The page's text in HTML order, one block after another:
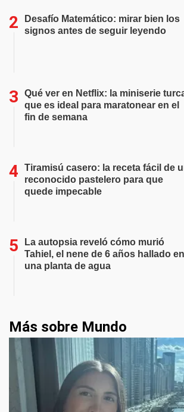
Desafío Matemático: mirar bien los
signos antes de seguir leyendo
Qué ver en Netflix: la miniserie
que es ideal para maratonear en el
fin de semana
Tiramisú casero: la receta fácil de
reconocido pastelero para que
quede impecable
La autopsia reveló cómo murió
Tahiel, el nene de 6 años hallado en
una planta de agua
Más sobre Mundo